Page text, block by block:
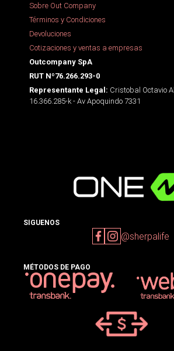
Sobre Out Company
Términos y Condiciones
Devoluciones
Cotizaciones y ventas a empresas
Outcompany SpA
RUT Nº76.266.293-0
Representante Legal: Cristobal Octavio
16.366.285-k - Av Apoquindo 7331
SIGUENOS
@sherpalife
MÉTODOS DE PAGO